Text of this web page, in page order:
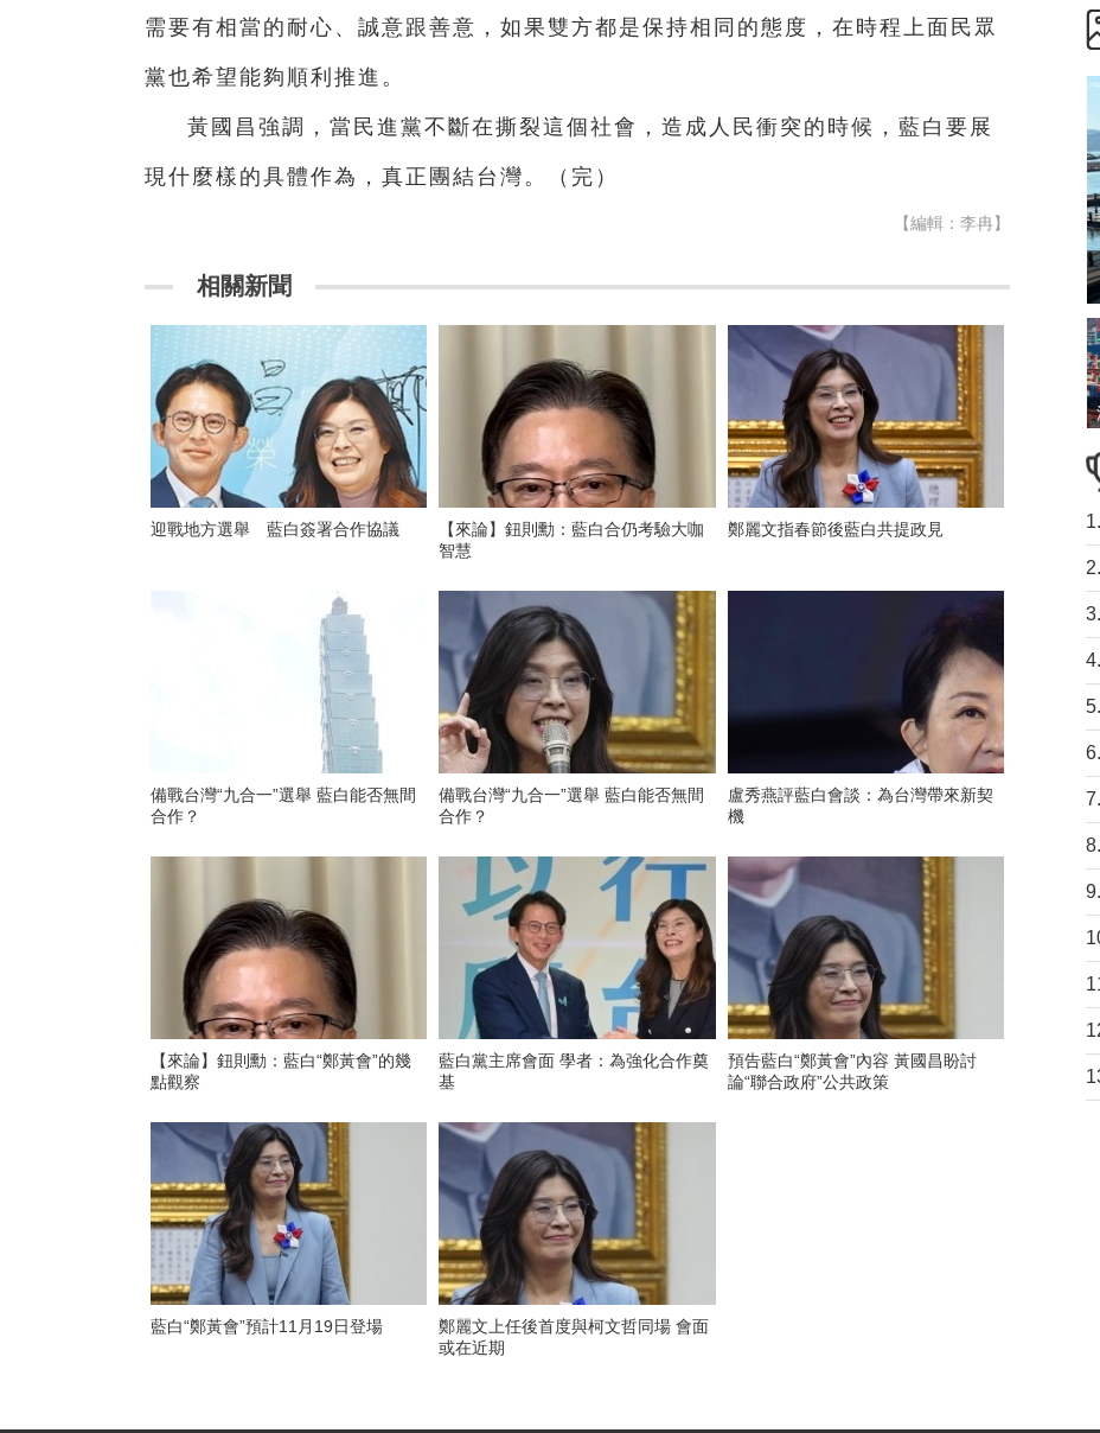
需要有相當的耐心、誠意跟善意，如果雙方都是保持相同的態度，在時程上面民眾
黨也希望能夠順利推進。
黃國昌強調，當民進黨不斷在撕裂這個社會，造成人民衝突的時候，藍白要展
現什麼樣的具體作為，真正團結台灣。（完）
【編輯：李冉】
相關新聞
迎戰地方選舉 藍白簽署合作協議
【來論】鈕則勳：藍白合仍考驗大咖
智慧
鄭麗文指春節後藍白共提政見
備戰台灣“九合一”選舉 藍白能否無間
合作？
備戰台灣“九合一”選舉 藍白能否無間
合作？
盧秀燕評藍白會談：為台灣帶來新契
機
【來論】鈕則勳：藍白“鄭黃會”的幾
點觀察
藍白黨主席會面 學者：為強化合作奠
基
預告藍白“鄭黃會”內容 黃國昌盼討
論“聯合政府”公共政策
藍白“鄭黃會”預計11月19日登場
鄭麗文上任後首度與柯文哲同場 會面
或在近期